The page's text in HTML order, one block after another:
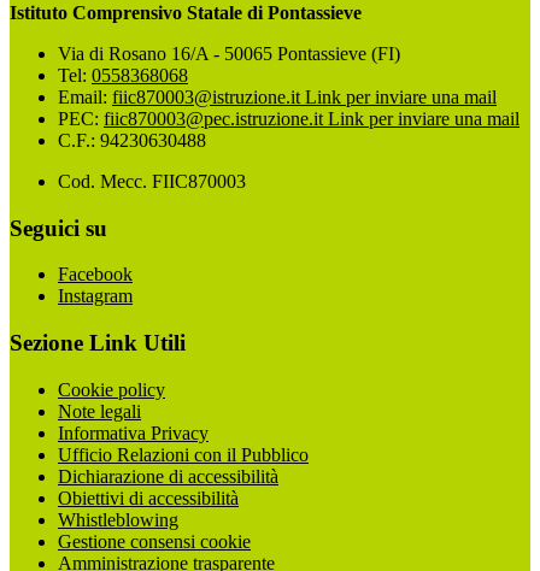
Istituto Comprensivo Statale di Pontassieve
Via di Rosano 16/A - 50065 Pontassieve (FI)
Tel: 0558368068
Email: fiic870003@istruzione.it Link per inviare una mail
PEC: fiic870003@pec.istruzione.it Link per inviare una mail
C.F.: 94230630488
Cod. Mecc. FIIC870003
Seguici su
Facebook
Instagram
Sezione Link Utili
Cookie policy
Note legali
Informativa Privacy
Ufficio Relazioni con il Pubblico
Dichiarazione di accessibilità
Obiettivi di accessibilità
Whistleblowing
Gestione consensi cookie
Amministrazione trasparente